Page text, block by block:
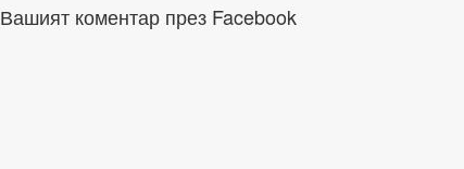
Вашият коментар през Facebook